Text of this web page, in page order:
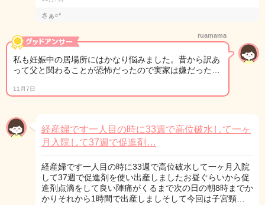
さぁ○*
ruamama
私も妊娠中の居場所にはかなり悩みました。昔から訳あ
って父と関わることが恐怖だったので実家は嫌だった…
11月7日
経産婦です一人目の時に33週で高位破水して一ヶ
月入院して37週で促進剤…
経産婦です一人目の時に33週で高位破水して一ヶ月入院
して37週で促進剤を使い出産しましたお昼ぐらいから促
進剤点滴をして良い陣痛がくるまで次の日の朝8時までか
かりそれから1時間で出産しましそして今回は子宮頸…